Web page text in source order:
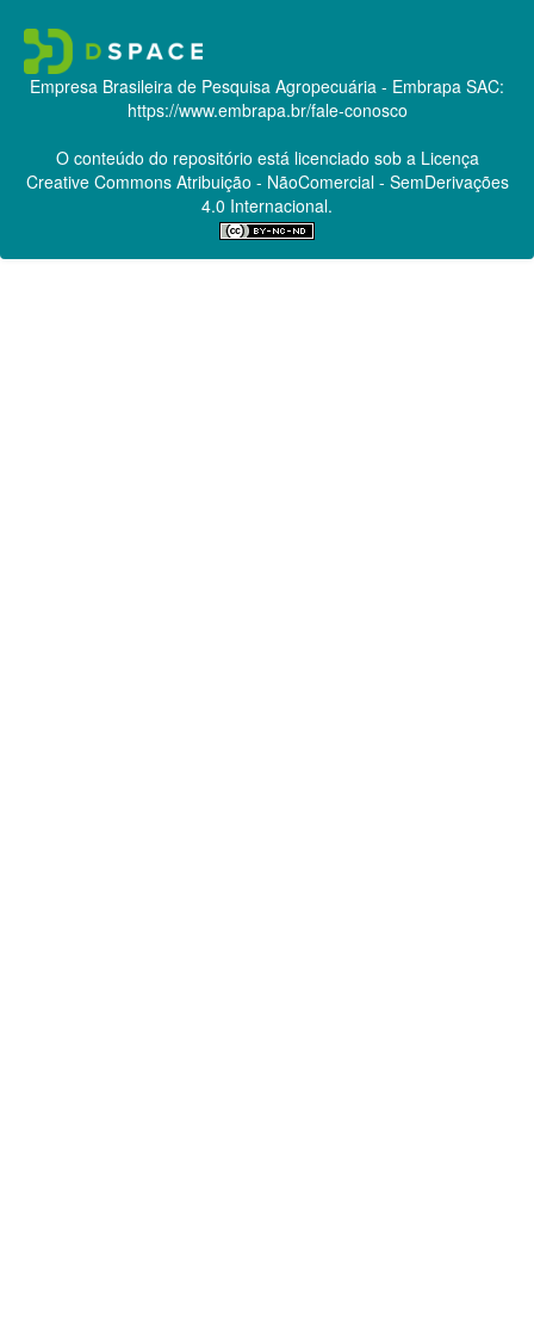
Empresa Brasileira de Pesquisa Agropecuária - Embrapa SAC:
https://www.embrapa.br/fale-conosco
O conteúdo do repositório está licenciado sob a Licença
Creative CommonsAtribuição - NãoComercial - SemDerivações
4.0 Internacional.